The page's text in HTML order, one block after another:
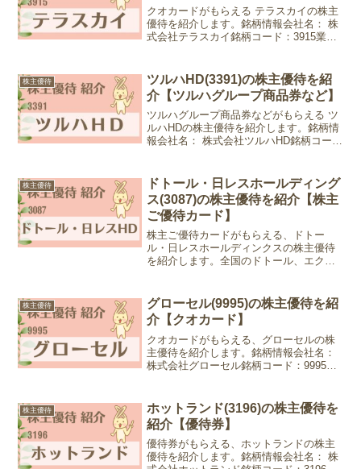
クオカードがもらえる テラスカイの株主
優待を紹介します。銘柄情報会社名： 株
式会社テラスカイ銘柄コード：3915業
日優待内容：クオカード100株以上1,...
株主優待
ツルハHD(3391)の株主優待を紹
介【ツルハグループ商品券など】
ツルハグループ商品券などがもらえる ツ
ルハHDの株主優待を紹介します。銘柄情
報会社名： 株式会社ツルハHD銘柄コー
の優待情報権利確定月：2月末日優待...
株主優待
ドトール・日レスホールディング
ス(3087)の株主優待を紹介【株主
ご優待カード】
株主ご優待カードがもらえる、ドトー
ル・日レスホールディンクスの株主優待
を紹介します。全国のドトール、エクセ
ドトール・日レスホールディングス銘柄
コード：3087業種：小売...
株主優待
グローセル(9995)の株主優待を紹
介【クオカード】
クオカードがもらえる、グローセルの株
主優待を紹介します。銘柄情報会社名：
株式会社グローセル銘柄コード：9995業
内容：クオカード100株以上1,000円分...
株主優待
ホットランド(3196)の株主優待を
紹介【優待券】
優待券がもらえる、ホットランドの株主
優待を紹介します。銘柄情報会社名： 株